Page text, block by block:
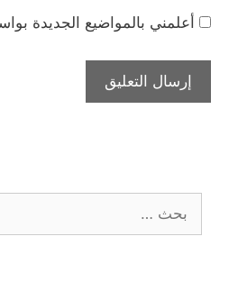
أعلمني بالمواضيع الجديدة
عن: